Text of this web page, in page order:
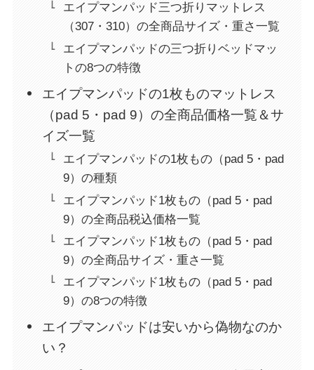
エイプマンパッド三つ折りマットレス
（307・310）の全商品サイズ・重さ一覧
エイプマンパッドの三つ折りベッドマッ
トの8つの特徴
エイプマンパッドの1枚ものマットレス
（pad 5・pad 9）の全商品価格一覧＆サ
イズ一覧
エイプマンパッドの1枚もの（pad 5・pad
9）の種類
エイプマンパッド1枚もの（pad 5・pad
9）の全商品税込価格一覧
エイプマンパッド1枚もの（pad 5・pad
9）の全商品サイズ・重さ一覧
エイプマンパッド1枚もの（pad 5・pad
9）の8つの特徴
エイプマンパッドは安いから偽物なのか
い？